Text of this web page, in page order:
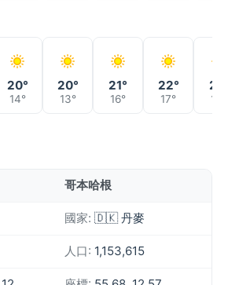
20°
14°
20°
13°
21°
16°
22°
17°
21°
16°
哥本哈根
國家: 🇩🇰 丹麥
人口: 1,153,615